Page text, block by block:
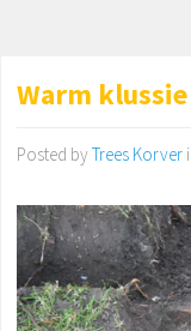
Warm
Posted by Trees Korver